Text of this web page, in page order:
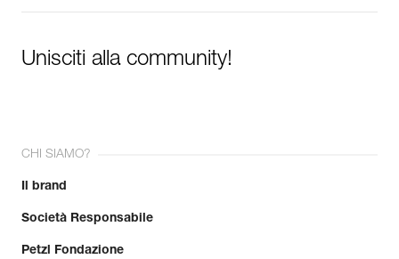
Unisciti alla community!
CHI SIAMO?
Il brand
Società Responsabile
Petzl Fondazione